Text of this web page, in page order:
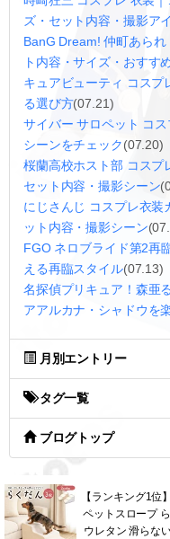
ズ・セット内容・撮影ア
BanG Dream! 仲町あら
ト内容・サイズ・おすす
キュアビューティ コス
る選び方(07.21)
サイバー サロペット コ
シーンをチェック(07.20)
桜蘭高校ホスト部 コスプ
セット内容・撮影シーン
にじさんじ コスプレ衣装
ット内容・撮影シーン
FGO ネロブライド第2再
える再臨スタイル(07.13)
名探偵プリキュア！森亜
アアルカナ・シャドウを
月別エントリー
タグ一覧
ブログトップ
【ランキング1位
ペットスロープ
ウレタン 滑らな